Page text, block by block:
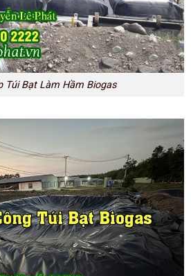
Túi Bạt Làm Hầm Biogas